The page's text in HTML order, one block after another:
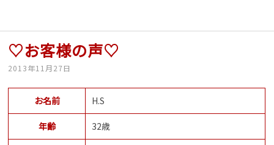
♡お客様の声♡
2013年11月27日
お名前 H.S
年齢 32歳